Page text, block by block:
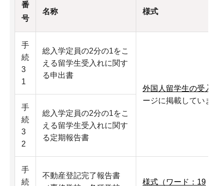
番
号
名称 様式
手
続
3
1
総入学定員の2分の1をこ
える留学生受入れに関す
る申出書
外国人留学生の受入
ージに掲載していま
手
続
3
2
総入学定員の2分の1をこ
える留学生受入れに関す
る定期報告書
手
続
不動産登記完了報告書
様式（ワード：19